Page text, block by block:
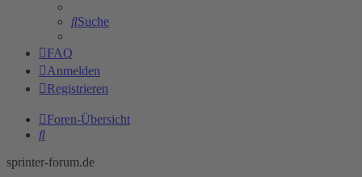
Suche
FAQ
Anmelden
Registrieren
Foren-Übersicht
Suche
sprinter-forum.de